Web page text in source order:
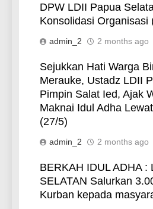
DPW LDII Papua
Konsolidasi Organisasi
admin_2 2 months ago
Sejukkan Hati Warga
Merauke, Ustadz LDII
Pimpin Salat Ied, Ajak
Maknai Idul Adha
(27/5)
admin_2 2 months ago
BERKAH IDUL ADHA :
SELATAN Salurkan
Kurban kepada